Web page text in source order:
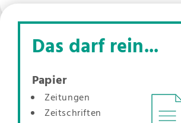
Das darf rein...
Papier
Zeitungen
Zeitschriften